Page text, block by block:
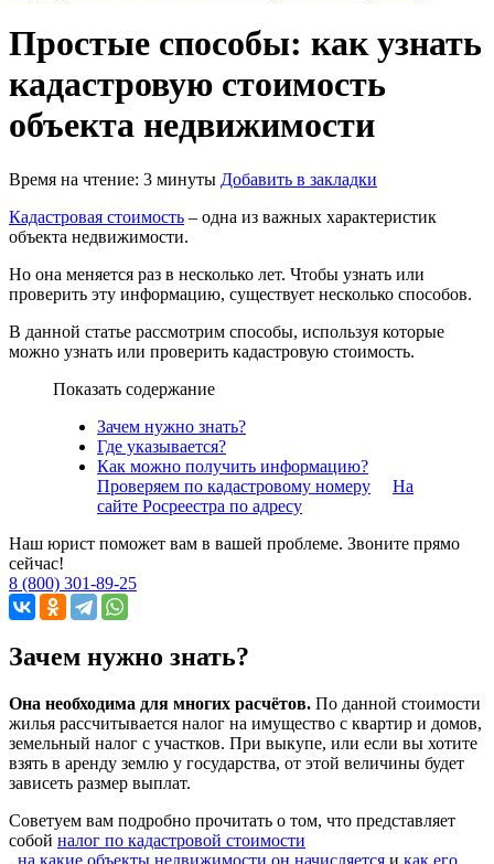
Простые способы: как узнать
кадастровую стоимость
объекта недвижимости
Время на чтение: 3 минуты Добавить в закладки
Кадастровая стоимость – одна из важных характеристик
объекта недвижимости.
Но она меняется раз в несколько лет. Чтобы узнать или
проверить эту информацию, существует несколько способов.
В данной статье рассмотрим способы, используя которые
можно узнать или проверить кадастровую стоимость.
Показать содержание
Зачем нужно знать?
Где указывается?
Как можно получить информацию?
Проверяем по кадастровому номеру
На
сайте Росреестра по адресу
Наш юрист поможет вам в вашей проблеме. Звоните прямо
сейчас!
8 (800) 301-89-25
Зачем нужно знать?
Она необходима для многих расчётов. По данной стоимости
жилья рассчитывается налог на имущество с квартир и домов,
земельный налог с участков. При выкупе, или если вы хотите
взять в аренду землю у государства, от этой величины будет
зависеть размер выплат.
Советуем вам подробно прочитать о том, что представляет
собой налог по кадастровой стоимости
, на какие объекты недвижимости он начисляется и как его